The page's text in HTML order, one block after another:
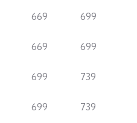
669
699
669
699
699
739
699
739